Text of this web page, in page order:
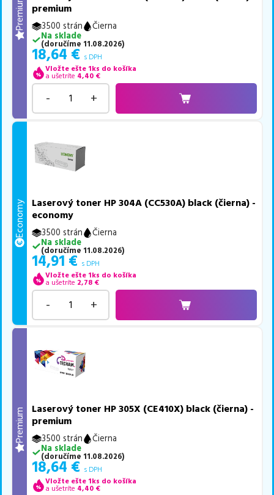
Premium
premium
3500 strán
Čierna
Na sklade
(doručíme 11.08.2026)
18,64 € s DPH
Vložte ešte 1ks do košíka
a ušetríte 4,40 €
- +
Economy
Laserový toner HP 304A (CC530A) black (čierna) -
economy
3500 strán
Čierna
Na sklade
(doručíme 11.08.2026)
14,91 € s DPH
Vložte ešte 1ks do košíka
a ušetríte 2,78 €
- +
Premium
Laserový toner HP 305X (CE410X) black (čierna) -
premium
3500 strán
Čierna
Na sklade
(doručíme 11.08.2026)
18,64 € s DPH
Vložte ešte 1ks do košíka
a ušetríte 4,40 €